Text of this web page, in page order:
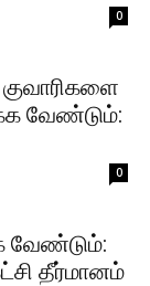
0
வேண்டும்:
0
வேண்டும்:
தீர்மானம்